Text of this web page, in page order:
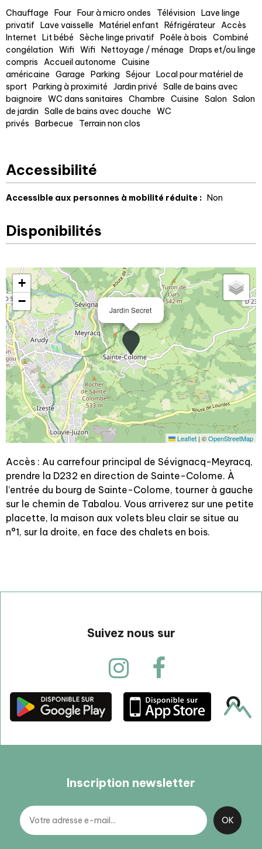
Chauffage Four Four à micro ondes Télévision
Lave linge
privatif
Lave vaisselle Matériel enfant Réfrigérateur Accès
Internet Lit bébé Sèche linge privatif Poêle à bois
Combiné
congélation
Wifi Wifi Nettoyage / ménage
Draps et/ou linge
compris
Accueil autonome
Cuisine
américaine
Garage Parking Séjour Local pour matériel de
sport Parking à proximité Jardin privé
Salle de bains avec
baignoire
WC dans sanitaires Chambre Cuisine Salon
Salon
de jardin
Salle de bains avec douche
WC
privés
Barbecue Terrain non clos
Accessibilité
Accessible aux personnes à mobilité réduite : Non
Disponibilités
Jardin Secret
+
−
Leaflet | ©OpenStreetMap
Accès : Au carrefour principal de Sévignacq-Meyracq,
prendre la D232 en direction de Sainte-Colome. À
l’entrée du bourg de Sainte-Colome, tourner à gauche
sur le chemin de Tabalou. Vous arriverez sur une petite
placette, la maison aux volets bleu clair se situe au
n°1, sur la droite, en face des chalets en bois.
Suivez nous sur
Inscription newsletter